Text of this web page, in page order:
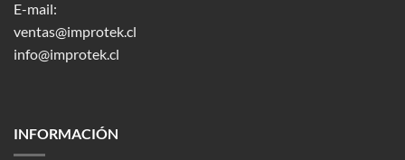
E-mail:
ventas@improtek.cl
info@improtek.cl
INFORMACIÓN